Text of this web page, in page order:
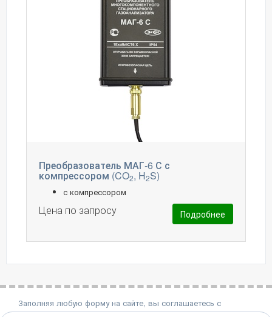
Преобразователь МАГ-6 С с
компрессором (CO2, H2S)
с компрессором
Цена по запросу Подробнее
Заполняя любую форму на сайте, вы соглашаетесь с
политикой конфиденциальности.